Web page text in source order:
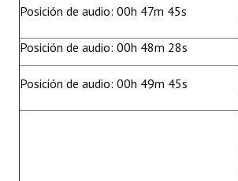
Posición de audio: 00h 47m 45s
Posición de audio: 00h 48m 28s
Posición de audio: 00h 49m 45s